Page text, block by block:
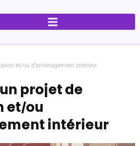
et/ou d’aménagement intérieur
projet de
et/ou
intérieur